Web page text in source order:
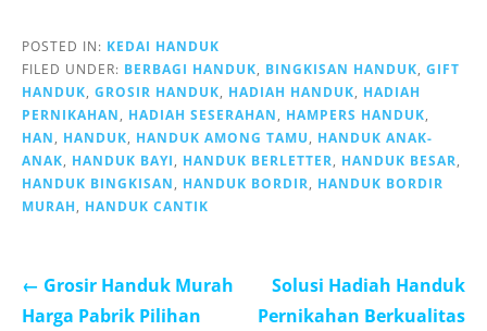
POSTED IN: KEDAI HANDUK
FILED UNDER: BERBAGI HANDUK BINGKISAN HANDUK GIFT
HANDUK GROSIR HANDUK HADIAH HANDUK
HADIAH
PERNIKAHAN
HADIAH SESERAHAN HAMPERS HANDUK
HAN
HANDUK HANDUK AMONG TAMU
HANDUK ANAK-
ANAK
HANDUK BAYI HANDUK BERLETTER HANDUK BESAR
HANDUK BINGKISAN
HANDUK BORDIR
HANDUK BORDIR
MURAH
HANDUK CANTIK
Post
navigation
← Grosir Handuk Murah
Harga Pabrik Pilihan
Solusi Hadiah Handuk
Pernikahan Berkualitas